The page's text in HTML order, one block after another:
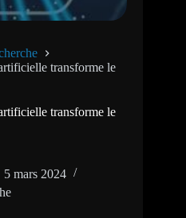
transforme le
transforme le
5 mars 2024